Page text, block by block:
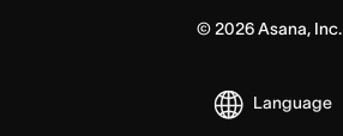
© 2026Asana, Inc.
Language